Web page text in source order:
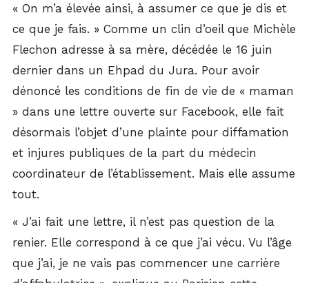
« On m’a élevée ainsi, à assumer ce que je dis et
ce que je fais. » Comme un clin d’oeil que Michèle
Flechon adresse à sa mère, décédée le 16 juin
dernier dans un Ehpad du Jura. Pour avoir
dénoncé les conditions de fin de vie de « maman
» dans une lettre ouverte sur Facebook, elle fait
désormais l’objet d’une plainte pour diffamation
et injures publiques de la part du médecin
coordinateur de l’établissement. Mais elle assume
tout.
« J’ai fait une lettre, il n’est pas question de la
renier. Elle correspond à ce que j’ai vécu. Vu l’âge
que j’ai, je ne vais pas commencer une carrière